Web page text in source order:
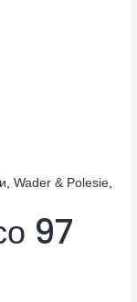
,Wader & Polesie
97